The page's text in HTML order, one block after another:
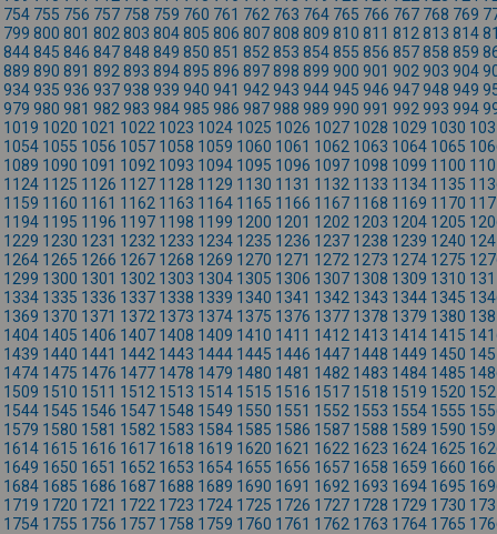
754 755 756 757 758 759 760 761 762 763 764 765 766 767 768 769
799 800 801 802 803 804805 806 807808 809 810 811 812 813 814
844845 846 847848 849 850 851 852 853 854855 856 857858 859
889 890 891 892 893 894895 896 897898 899 900 901 902 903 904
934935 936 937938 939 940 941 942 943 944945 946 947948 949
979 980 981 982 983 984985 986 987988 989 990 991 992 993 994
1019 1020 1021 1022 1023 1024 1025 1026 1027 1028 1029 1030
1054 1055 1056 1057 1058 1059 1060 1061 1062 1063 1064 1065
1089 1090 1091 1092 1093 1094 1095 1096 1097 1098 1099 1100
1124 1125 1126 1127 1128 1129 1130 1131 1132 1133 1134 1135
1159 1160 1161 1162 1163 1164 1165 1166 1167 1168 1169 1170
1194 1195 1196 1197 1198 1199 1200 1201 1202 1203 1204 1205
1229 1230 1231 1232 1233 1234 1235 1236 1237 1238 1239 1240
1264 1265 1266 1267 1268 1269 1270 1271 1272 1273 1274 1275
1299 1300 1301 1302 1303 1304 1305 1306 1307 1308 1309 1310
1334 1335 1336 1337 1338 1339 1340 1341 1342 1343 1344 1345
1369 1370 1371 1372 1373 1374 1375 1376 1377 1378 1379 1380
1404 1405 1406 1407 1408 1409 1410 1411 1412 1413 1414 1415
1439 1440 1441 1442 1443 1444 1445 1446 1447 1448 1449 1450
1474 1475 1476 1477 1478 1479 1480 1481 1482 1483 1484 1485
1509 1510 1511 1512 1513 1514 1515 1516 1517 1518 1519 1520
1544 1545 1546 1547 1548 1549 1550 1551 1552 1553 1554 1555
1579 1580 1581 1582 1583 1584 1585 1586 1587 1588 1589 1590
1614 1615 1616 1617 1618 1619 1620 1621 1622 1623 1624 1625
1649 1650 1651 1652 1653 1654 1655 1656 1657 1658 1659 1660
1684 1685 1686 1687 1688 1689 1690 1691 1692 1693 1694 1695
1719 1720 1721 1722 1723 1724 1725 1726 1727 1728 1729 1730
1754 1755 1756 1757 1758 1759 1760 1761 1762 1763 1764 1765